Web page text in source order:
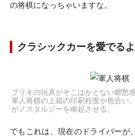
の将棋になっちゃいますな。
クラシックカーを愛でる
ブリキの玩具がそこはかとない郷愁
軍人将棋の上箱の印刷程度や色合い
がノスタルジーを喚起させる。
でもこれは、現在のドライバーが